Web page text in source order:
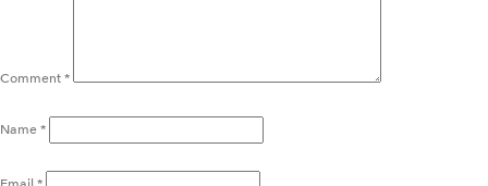
Comment *
Name *